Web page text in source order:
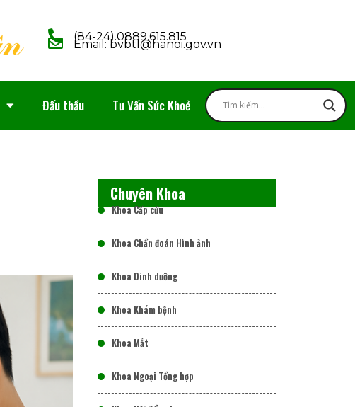
(84-24).0889.615.815
Email: bvbtl@hanoi.gov.vn
Đấu thầu Tư Vấn Sức Khoẻ
Chuyên Khoa
Khoa Cấp cứu
Khoa Chẩn đoán Hình ảnh
Khoa Dinh dưỡng
Khoa Khám bệnh
Khoa Mắt
Khoa Ngoại Tổng hợp